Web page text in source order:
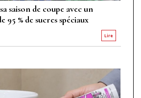
saison de coupe avec un
95 % de sucres spéciaux
Lire